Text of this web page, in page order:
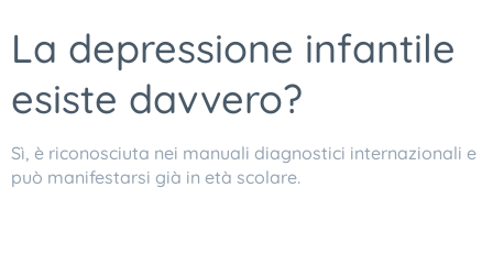
La depressione infantile
esiste davvero?
Sì, è riconosciuta nei manuali diagnostici internazionali e
può manifestarsi già in età scolare.